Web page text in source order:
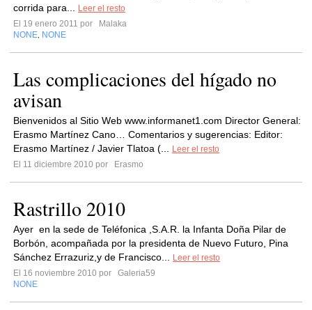
corrida para...
Leer el resto
El 19 enero 2011 por
Malaka
NONE NONE
Las complicaciones del hígado no
avisan
Bienvenidos al Sitio Web www.informanet1.com Director General:
Erasmo Martínez Cano… Comentarios y sugerencias: Editor:
Erasmo Martínez / Javier Tlatoa (...
Leer el resto
El 11 diciembre 2010 por
Erasmo
Rastrillo 2010
Ayer en la sede de Teléfonica ,S.A.R. la Infanta Doña Pilar de
Borbón, acompañada por la presidenta de Nuevo Futuro, Pina
Sánchez Errazuriz,y de Francisco...
Leer el resto
El 16 noviembre 2010 por
Galeria59
NONE